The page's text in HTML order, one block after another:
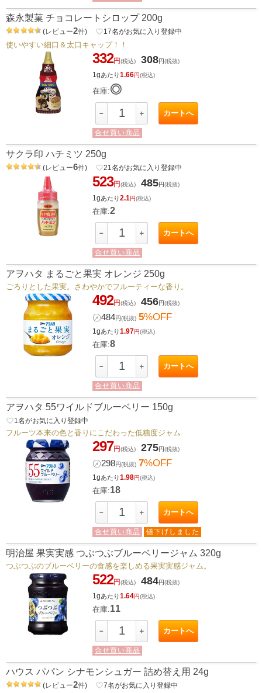
森永製菓 チョコレートシロップ 200g
(レビュー2件) favorite_border17名がお気に入り登録中
使いやすい細口＆太口キャップ！！
332円(税込) 308円(税抜)
1gあたり1.66円(税込)
在庫:◎
－ ＋ カートへ
合せ買い商品
サクラ印 ハチミツ 250g
(レビュー6件) favorite_border21 名がお気に入り登録中
523円(税込) 485円(税抜)
1gあたり2.1円(税込)
在庫:2
－ ＋ カートへ
合せ買い商品
アヲハタ まるごと果実 オレンジ 250g
ごろりとした果実。さわやかでフルーティーな香り。
492円(税込) 456円(税抜)
㋱484円(税抜) 5%OFF
1gあたり1.97円(税込)
在庫:8
－ ＋ カートへ
合せ買い商品
アヲハタ 55ワイルドブルーベリー 150g
favorite_border1 名がお気に入り登録中
フルーツ本来の色と香りにこだわった低糖度ジャム
297円(税込) 275円(税抜)
㋱298円(税抜) 7%OFF
1gあたり1.98円(税込)
在庫:18
－ ＋ カートへ
合せ買い商品 値下げしました
明治屋 果実実感 つぶつぶブルーベリージャム 320g
つぶつぶのブルーベリーの食感を楽しめる果実実感ジャム。
522円(税込) 484円(税抜)
1gあたり1.64円(税込)
在庫:11
－ ＋ カートへ
合せ買い商品
ハウス パパン シナモンシュガー 詰め替え用 24g
(レビュー2件) favorite_border7名がお気に入り登録中